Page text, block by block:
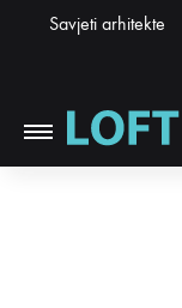
Savjeti arhitekte